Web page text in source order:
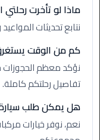
القاهرة
ليموزين
السخنة
ليموزين
مطار
سفنكس
ماذا لو تأخرت
نتابع تحديثات
كم من الوقت
نؤكد معظم الحجوزات
تفاصيل رحلتكم كاملة.
هل يمكن طلب
نعم، نوفر خيارات